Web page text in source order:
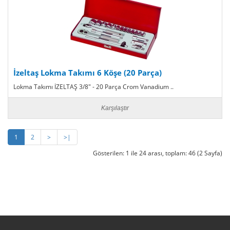
İzeltaş Lokma Takımı 6 Köşe (20 Parça)
Lokma Takımı İZELTAŞ 3/8" - 20 Parça Crom Vanadium ..
Karşılaştır
1 2 >
>|
Gösterilen: 1 ile 24 arası, toplam: 46 (2 Sayfa)